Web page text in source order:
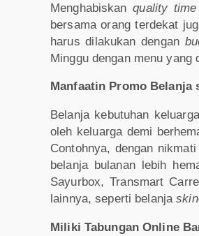
Menghabiskanquality time
bersama orang terdekat
harus dilakukan dengan
Minggu dengan menu yang
Manfaatin Promo Belanja
Belanja kebutuhan
oleh keluarga demi
Contohnya, dengan
belanja bulanan lebih
Sayurbox, Transmart
lainnya, seperti belanja
Miliki Tabungan Online